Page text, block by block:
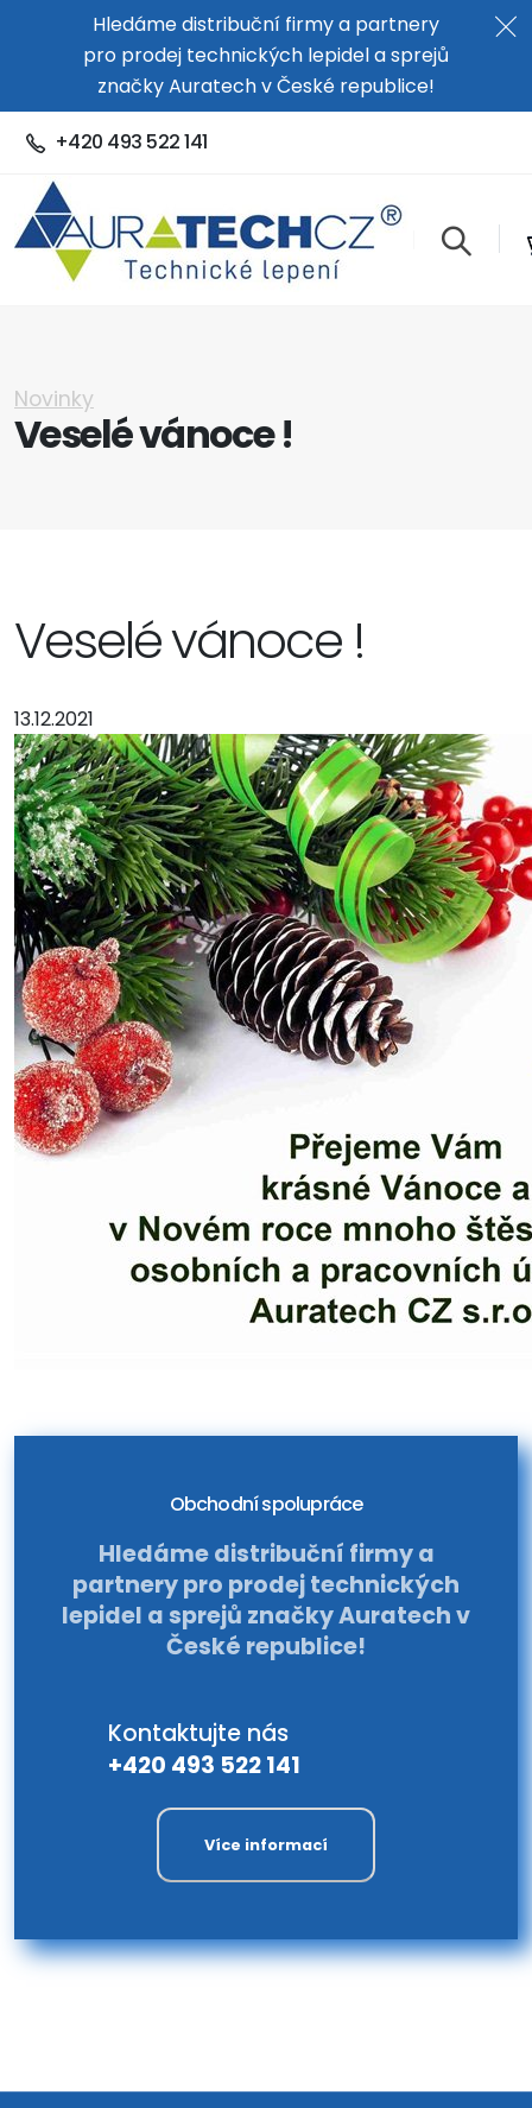
Hledáme distribuční firmy a partnery
pro prodej technických lepidel a sprejů
značky Auratech v České republice!
+420 493 522 141
Veselé vánoce !
Novinky
Veselé vánoce !
13.12.2021
Obchodní spolupráce
Hledáme distribuční firmy a
partnery pro prodej technických
lepidel a sprejů značky Auratech v
České republice!
Kontaktujte nás
+420 493 522 141
Více informací